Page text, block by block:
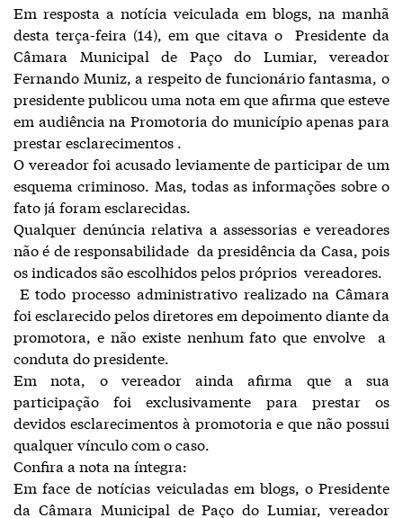
Em resposta a notícia veiculada em blogs, na manhã
desta terça-feira (14), em que citava o Presidente da
Câmara Municipal de Paço do Lumiar, vereador
Fernando Muniz, a respeito de funcionário fantasma, o
presidente publicou uma nota em que afirma que esteve
em audiência na Promotoria do município apenas para
prestar esclarecimentos .
O vereador foi acusado leviamente de participar de um
esquema criminoso. Mas, todas as informações sobre o
fato já foram esclarecidas.
Qualquer denúncia relativa a assessorias e vereadores
não é de responsabilidade da presidência da Casa, pois
os indicados são escolhidos pelos próprios vereadores.
E todo processo administrativo realizado na Câmara
foi esclarecido pelos diretores em depoimento diante da
promotora, e não existe nenhum fato que envolve a
conduta do presidente.
Em nota, o vereador ainda afirma que a sua
participação foi exclusivamente para prestar os
devidos esclarecimentos à promotoria e que não possui
qualquer vínculo com o caso.
Confira a nota na íntegra:
Em face de notícias veiculadas em blogs, o Presidente
da Câmara Municipal de Paço do Lumiar, vereador